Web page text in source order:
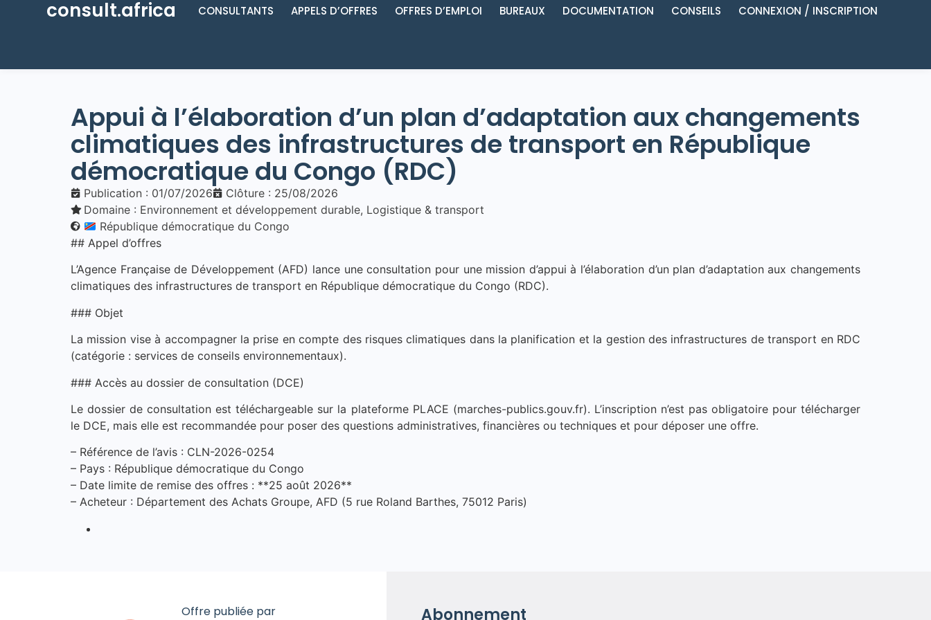
consult.africa CONSULTANTS APPELS D’OFFRES OFFRES D’EMPLOI BUREAUX DOCUMENTATION CONSEILS CONNEXION / INSCRIPTION
Appui à l’élaboration d’un plan d’adaptation aux changements
climatiques des infrastructures de transport en République
démocratique du Congo (RDC)
Publication : 01/07/2026
Clôture : 25/08/2026
Domaine : Environnement et développement durable, Logistique & transport
République démocratique du Congo
## Appel d’offres
L’Agence Française de Développement (AFD) lance une consultation pour une mission d’appui à l’élaboration d’un plan d’adaptation aux changements
climatiques des infrastructures de transport en République démocratique du Congo (RDC).
### Objet
La mission vise à accompagner la prise en compte des risques climatiques dans la planification et la gestion des infrastructures de transport en RDC
(catégorie : services de conseils environnementaux).
### Accès au dossier de consultation (DCE)
Le dossier de consultation est téléchargeable sur la plateforme PLACE (marches-publics.gouv.fr). L’inscription n’est pas obligatoire pour télécharger
le DCE, mais elle est recommandée pour poser des questions administratives, financières ou techniques et pour déposer une offre.
– Référence de l’avis : CLN-2026-0254
– Pays : République démocratique du Congo
– Date limite de remise des offres : **25 août 2026**
– Acheteur : Département des Achats Groupe, AFD (5 rue Roland Barthes, 75012 Paris)
Offre publiée par Abonnement